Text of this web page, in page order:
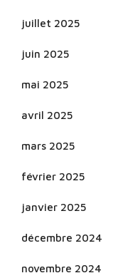
juillet 2025
juin 2025
mai 2025
avril 2025
mars 2025
février 2025
janvier 2025
décembre 2024
novembre 2024